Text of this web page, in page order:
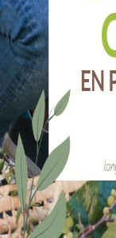
Insecticide
prêt à
Ref :
EAN :
Marque :
Insecticide et
pulvérisateur,
Quantité :